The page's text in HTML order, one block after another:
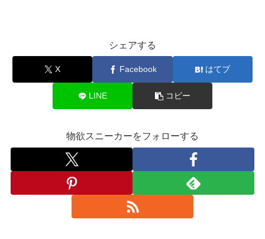
シェアする
X Facebook はてブ
LINE コピー
物欲スニーカーをフォローする